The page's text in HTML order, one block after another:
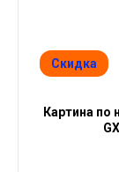
Скидка
Картина по